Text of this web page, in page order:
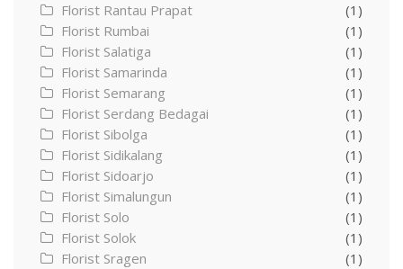
Florist Rantau Prapat
(1)
Florist Rumbai
(1)
Florist Salatiga
(1)
Florist Samarinda
(1)
Florist Semarang
(1)
Florist Serdang Bedagai
(1)
Florist Sibolga
(1)
Florist Sidikalang
(1)
Florist Sidoarjo
(1)
Florist Simalungun
(1)
Florist Solo
(1)
Florist Solok
(1)
Florist Sragen
(1)